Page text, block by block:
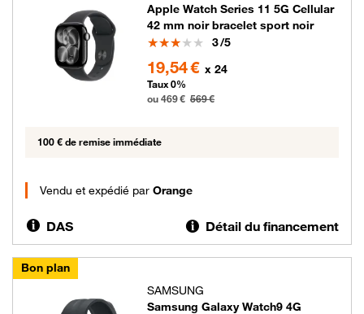
Apple Watch Series 11 5G Cellular
42 mm noir bracelet sport noir
Note
3/5
19,54 € x 24
Taux 0%
ou 469 € 569 €
100 € de remise immédiate
Vendu et expédié par Orange
DAS Détail du financement
Bon plan
SAMSUNG
Samsung Galaxy Watch9 4G